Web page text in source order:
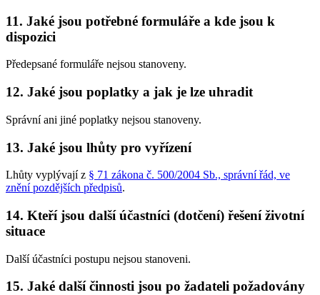
11. Jaké jsou potřebné formuláře a kde jsou k
dispozici
Předepsané formuláře nejsou stanoveny.
12. Jaké jsou poplatky a jak je lze uhradit
Správní ani jiné poplatky nejsou stanoveny.
13. Jaké jsou lhůty pro vyřízení
Lhůty vyplývají z § 71 zákona č. 500/2004 Sb., správní řád, ve
znění pozdějších předpisů.
14. Kteří jsou další účastníci (dotčení) řešení životní
situace
Další účastníci postupu nejsou stanoveni.
15. Jaké další činnosti jsou po žadateli požadovány